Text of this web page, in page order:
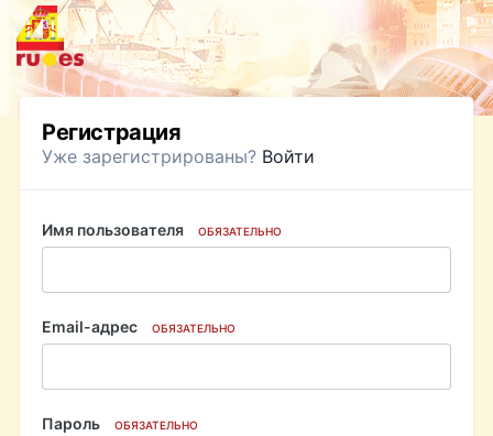
Регистрация
Уже зарегистрированы? Войти
Имя пользователя ОБЯЗАТЕЛЬНО
Email-адрес ОБЯЗАТЕЛЬНО
Пароль ОБЯЗАТЕЛЬНО